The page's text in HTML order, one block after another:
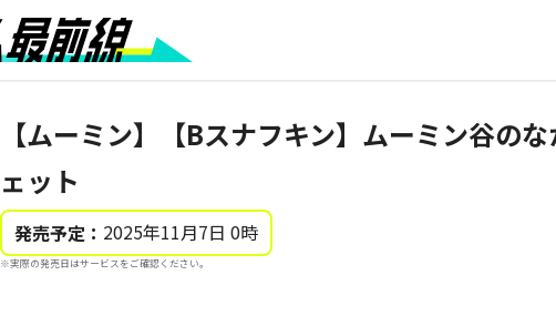
【ムーミン】【Bスナフキン】ムーミン谷の
ェット
発売予定： 2025年11月7日 0時
※実際の発売日はサービスをご確認ください。